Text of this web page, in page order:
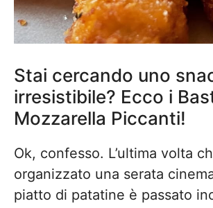
Stai cercando uno
irresistibile? Ecco i
Mozzarella Piccanti!
Ok, confesso. L’ultima volta
organizzato una serata
piatto di patatine è passato